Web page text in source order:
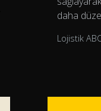
daha
Lojistik